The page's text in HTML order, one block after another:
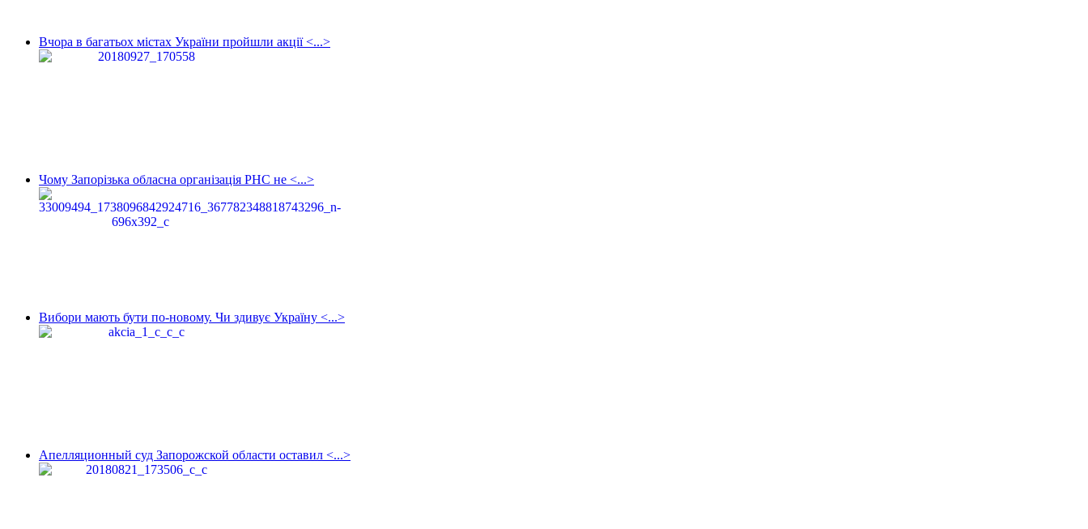
Вчора в багатьох містах України пройшли акції <...>
Чому Запорізька обласна організація РНС не <...>
Вибори мають бути по-новому. Чи здивує Україну <...>
Апелляционный суд Запорожской области оставил <...>